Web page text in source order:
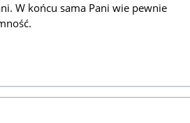
W końcu sama Pani wie pewnie